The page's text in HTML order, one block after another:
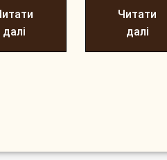
далі
Читати
далі